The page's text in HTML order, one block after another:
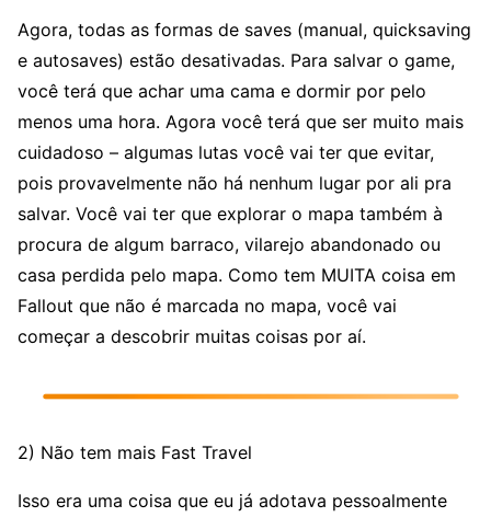
Agora, todas as formas de saves (manual, quicksaving
e autosaves) estão desativadas. Para salvar o game,
você terá que achar uma cama e dormir por pelo
menos uma hora. Agora você terá que ser muito mais
cuidadoso – algumas lutas você vai ter que evitar,
pois provavelmente não há nenhum lugar por ali pra
salvar. Você vai ter que explorar o mapa também à
procura de algum barraco, vilarejo abandonado ou
casa perdida pelo mapa. Como tem MUITA coisa em
Fallout que não é marcada no mapa, você vai
começar a descobrir muitas coisas por aí.
2) Não tem mais Fast Travel
Isso era uma coisa que eu já adotava pessoalmente